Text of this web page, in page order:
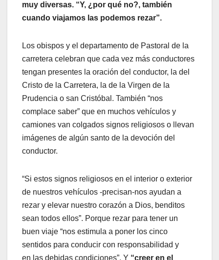
muy diversas. “Y, ¿por qué no?, también
cuando viajamos las podemos rezar”.
Los obispos y el departamento de Pastoral de la
carretera celebran que cada vez más conductores
tengan presentes la oración del conductor, la del
Cristo de la Carretera, la de la Virgen de la
Prudencia o san Cristóbal. También “nos
complace saber” que en muchos vehículos y
camiones van colgados signos religiosos o llevan
imágenes de algún santo de la devoción del
conductor.
“Si estos signos religiosos en el interior o exterior
de nuestros vehículos -precisan-nos ayudan a
rezar y elevar nuestro corazón a Dios, benditos
sean todos ellos”. Porque rezar para tener un
buen viaje “nos estimula a poner los cinco
sentidos para conducir con responsabilidad y
en las debidas condiciones”. Y “creer en el